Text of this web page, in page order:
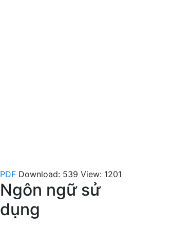
PDF Download: 539 View: 1201
Ngôn ngữ sử
dụng